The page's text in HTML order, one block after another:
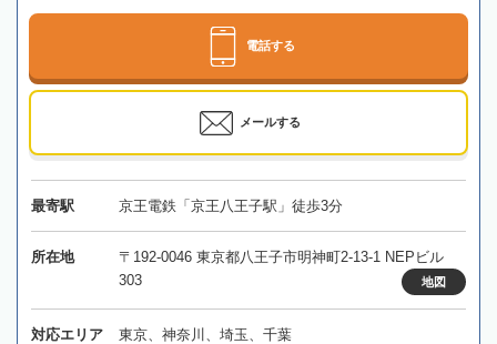
電話する
メールする
最寄駅 京王電鉄「京王八王子駅」徒歩3分
所在地
〒192-0046 東京都八王子市明神町2-13-1 NEPビル
303
地図
対応エリア 東京、神奈川、埼玉、千葉